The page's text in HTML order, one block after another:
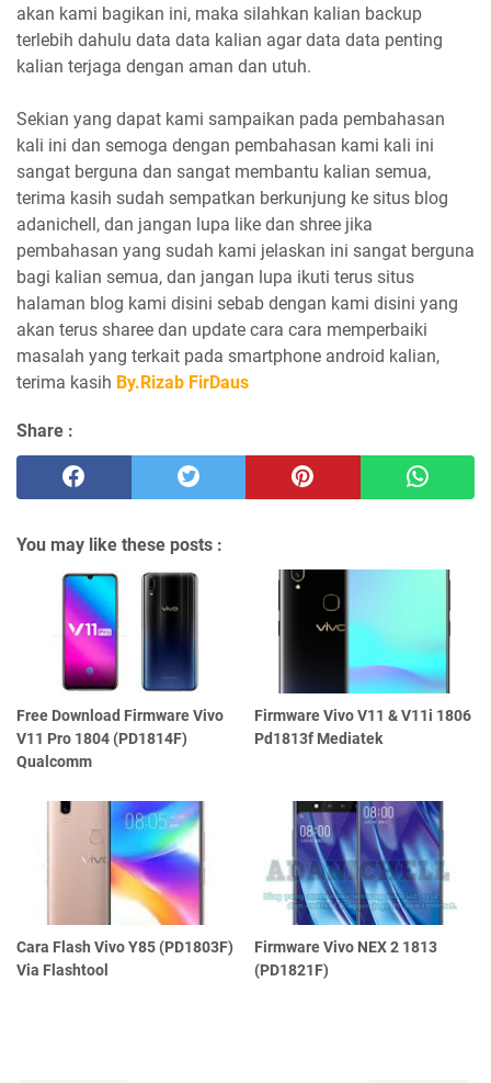
akan kami bagikan ini, maka silahkan kalian backup
terlebih dahulu data data kalian agar data data penting
kalian terjaga dengan aman dan utuh.
Sekian yang dapat kami sampaikan pada pembahasan
kali ini dan semoga dengan pembahasan kami kali ini
sangat berguna dan sangat membantu kalian semua,
terima kasih sudah sempatkan berkunjung ke situs blog
adanichell, dan jangan lupa like dan shree jika
pembahasan yang sudah kami jelaskan ini sangat berguna
bagi kalian semua, dan jangan lupa ikuti terus situs
halaman blog kami disini sebab dengan kami disini yang
akan terus sharee dan update cara cara memperbaiki
masalah yang terkait pada smartphone android kalian,
terima kasih By.Rizab FirDaus
Share :
You may like these posts :
Free Download Firmware Vivo
V11 Pro 1804 (PD1814F)
Qualcomm
Firmware Vivo V11 & V11i 1806
Pd1813f Mediatek
Cara Flash Vivo Y85 (PD1803F)
Via Flashtool
Firmware Vivo NEX 2 1813
(PD1821F)